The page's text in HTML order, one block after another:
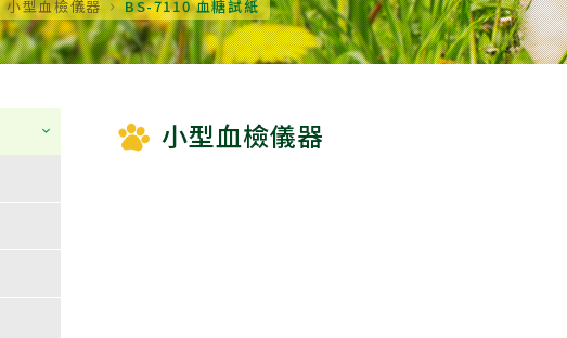
小型血檢儀器 BS-7110 血糖試紙
小型血檢儀器